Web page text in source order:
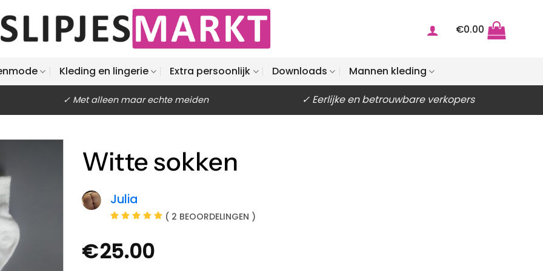
€0.00
Kleding en lingerie Extra persoonlijk Downloads Mannen kleding
✓ Met alleen maar echte meiden ✓ Eerlijke en betrouwbare verkopers
Witte sokken
Julia
( 2 BEOORDELINGEN )
€25.00